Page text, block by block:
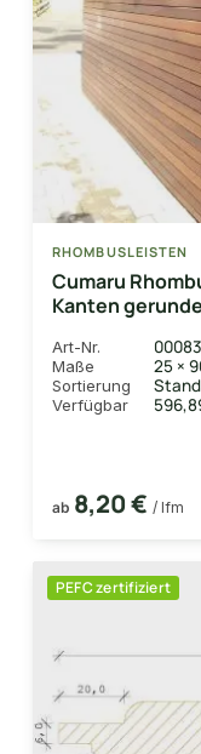
RHOMBUSLEISTEN
Cumaru
Kanten
Art-Nr.
Maße 25 ×
Sortierung
Verfügbar
ab 8,20 € / lfm
PEFC zertifiziert